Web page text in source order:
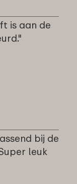
is aan de
bij de
leuk